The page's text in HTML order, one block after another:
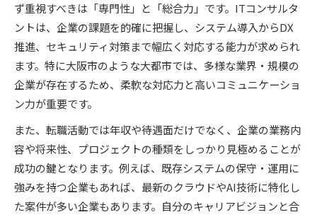
ず重視すべきは「専門性」と「総合力」です。ITコンサルタ
ントは、企業の課題を的確に把握し、システム導入からDX
推進、セキュリティ対策まで幅広く対応する能力が求められ
ます。特に大阪市のような大都市では、多様な業界・規模の
企業が存在するため、柔軟な対応力と高いコミュニケーショ
ン力が重要です。
また、転職活動では年収や待遇面だけでなく、企業の業務内
容や将来性、プロジェクトの種類をしっかり見極めることが
成功の鍵となります。例えば、既存システムの保守・運用に
強みを持つ企業もあれば、最新のクラウドやAI技術に特化し
た案件が多い企業もあります。自分のキャリアビジョンと合